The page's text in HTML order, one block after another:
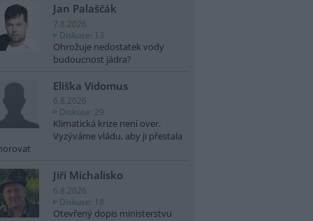
Jan Palaščák
7.8.2026
Diskuse: 13
Ohrožuje nedostatek vody
budoucnost jádra?
Eliška Vidomus
6.8.2026
Diskuse: 29
Klimatická krize není over.
Vyzýváme vládu, aby ji přestala
Jiří Michalisko
6.8.2026
Diskuse: 18
Otevřený dopis ministerstvu